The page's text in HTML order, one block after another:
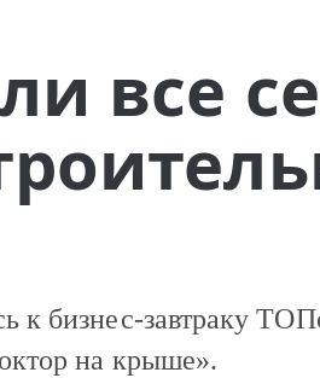
все
к бизнес-завтраку
на крыше».